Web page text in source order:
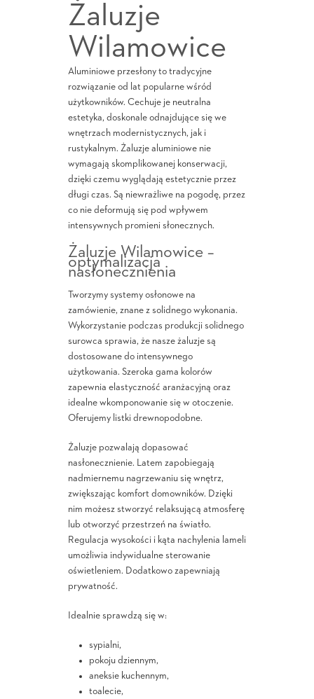
Żaluzje
Wilamowice
Aluminiowe przesłony to tradycyjne
rozwiązanie od lat popularne wśród
użytkowników. Cechuje je neutralna
estetyka, doskonale odnajdujące się we
wnętrzach modernistycznych, jak i
rustykalnym. Żaluzje aluminiowe nie
wymagają skomplikowanej konserwacji,
dzięki czemu wyglądają estetycznie przez
długi czas. Są niewrażliwe na pogodę, przez
co nie deformują się pod wpływem
intensywnych promieni słonecznych.
Żaluzje Wilamowice –
optymalizacja
nasłonecznienia
Tworzymy systemy osłonowe na
zamówienie, znane z solidnego wykonania.
Wykorzystanie podczas produkcji solidnego
surowca sprawia, że nasze żaluzje są
dostosowane do intensywnego
użytkowania. Szeroka gama kolorów
zapewnia elastyczność aranżacyjną oraz
idealne wkomponowanie się w otoczenie.
Oferujemy listki drewnopodobne.
Żaluzje pozwalają dopasować
nasłonecznienie. Latem zapobiegają
nadmiernemu nagrzewaniu się wnętrz,
zwiększając komfort domowników. Dzięki
nim możesz stworzyć relaksującą atmosferę
lub otworzyć przestrzeń na światło.
Regulacja wysokości i kąta nachylenia lameli
umożliwia indywidualne sterowanie
oświetleniem. Dodatkowo zapewniają
prywatność.
Idealnie sprawdzą się w:
sypialni,
pokoju dziennym,
aneksie kuchennym,
toalecie,